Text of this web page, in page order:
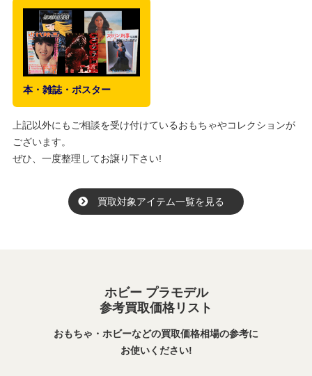
本・雑誌・ポスター
上記以外にもご相談を受け付けているおもちゃやコレクションが
ございます。
ぜひ、一度整理してお譲り下さい!
買取対象アイテム一覧を見る
ホビー プラモデル
参考買取価格リスト
おもちゃ・ホビーなどの買取価格相場の参考に
お使いください!